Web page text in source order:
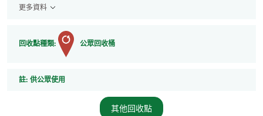
更多資料
回收點種類: 公眾回收桶
註: 註
供公眾使用
其他回收點